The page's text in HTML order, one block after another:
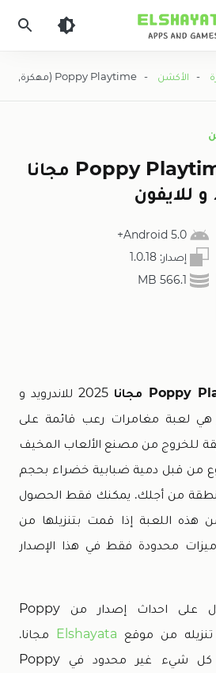
- الأكشن - Poppy Playtime (مهكرة, مجانا)
تحميل لعبة Poppy Playtime مجانا
5.0 Android+
إصدار: 1.0.18
566.1 MB
2025 للاندرويد و
هي لعبة مغامرات رعب قائمة على
للخروج من مصنع الألعاب المخيف
من قبل دمية ضبابية خضراء بحجم
من أجلك. يمكنك فقط الحصول
اللعبة إذا قمت بتنزيلها من
محدودة فقط في هذا الإصدار
لذلك، يمكنك الحصول على احداث إصدار من Poppy
Elshayata مجانا.
يمكنك الحصول على كل شيء غير محدود في Poppy